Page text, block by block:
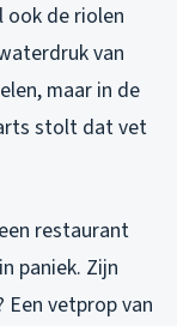
ook de riolen
van
maar in de
stolt dat vet
restaurant
paniek. Zijn
vetprop van